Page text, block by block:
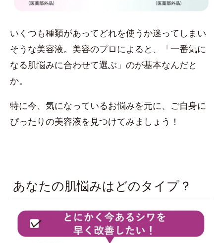
いくつも種類があってどれを使うか迷ってしまい
そうな美容液。美容のプロによると、「一番気に
なる肌悩みに合わせて選ぶ」のが基本なんだと
か。
特に今、気になっているお悩みを元に、ご自身に
ぴったりの美容液を見つけてみましょう！
あなたの肌悩みはどのタイプ？